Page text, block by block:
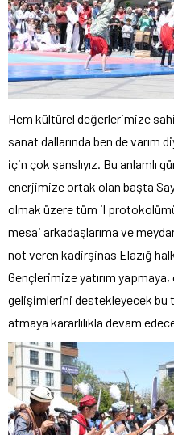
Hem kültürel değerlerimize
sanat dallarında ben de varım
için çok şanslıyız. Bu anlamlı
enerjimize ortak olan başta
olmak üzere tüm il
mesai arkadaşlarıma ve
not veren kadirşinas Elazığ
Gençlerimize yatırım
gelişimlerini destekleyecek bu
atmaya kararlılıkla devam